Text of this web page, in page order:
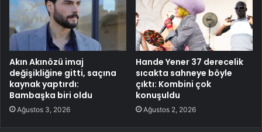
Akın Akınözü imaj
değişikliğine gitti, saçına
kaynak yaptırdı:
Bambaşka biri oldu
Ağustos 3, 2026
Hande Yener 37 derecelik
sıcakta sahneye böyle
çıktı: Kombini çok
konuşuldu
Ağustos 2, 2026